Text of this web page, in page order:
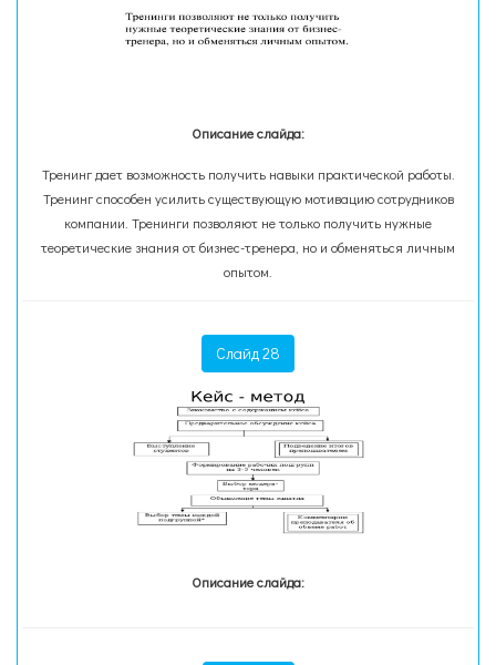
Описание слайда:
Тренинг дает возможность получить навыки практической работы.
Тренинг способен усилить существующую мотивацию сотрудников
компании. Тренинги позволяют не только получить нужные
теоретические знания от бизнес-тренера, но и обменяться личным
опытом.
Слайд 28
Описание слайда: